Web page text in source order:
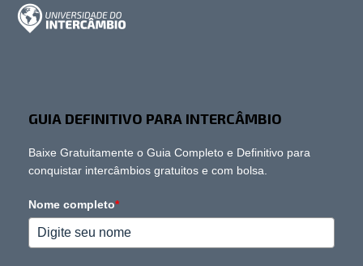
GUIA DEFINITIVO PARA INTERCÂMBIO
Baixe Gratuitamente o Guia Completo e Definitivo para
conquistar intercâmbios gratuitos e com bolsa.
Nome completo*